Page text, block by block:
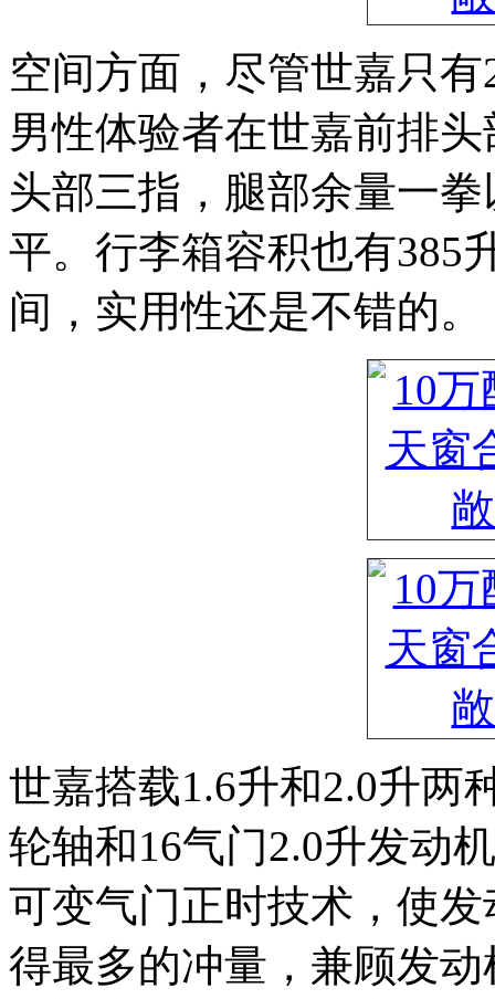
空间方面，尽管世嘉只有
男性体验者在世嘉前排
头部三指，腿部余量一
平。行李箱容积也有385
间，实用性还是不错的。
世嘉搭载1.6升和2.0升两
轮轴和16气门2.0升发动
可变气门正时技术，使
得最多的冲量，兼顾发